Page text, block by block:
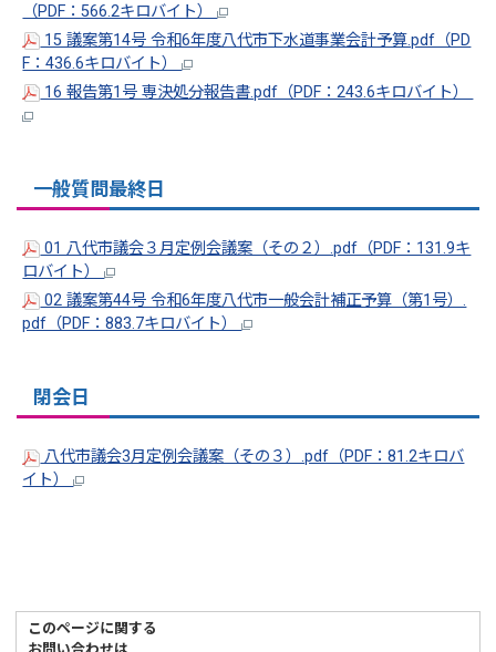
（PDF：566.2キロバイト）
15 議案第14号 令和6年度八代市下水道事業会計予算.pdf（PD
F：436.6キロバイト）
16 報告第1号 専決処分報告書.pdf（PDF：243.6キロバイト）
一般質問最終日
01 八代市議会３月定例会議案（その２）.pdf（PDF：131.9キ
ロバイト）
02 議案第44号 令和6年度八代市一般会計補正予算（第1号）.
pdf（PDF：883.7キロバイト）
閉会日
八代市議会3月定例会議案（その３）.pdf（PDF：81.2キロバ
イト）
このページに関する